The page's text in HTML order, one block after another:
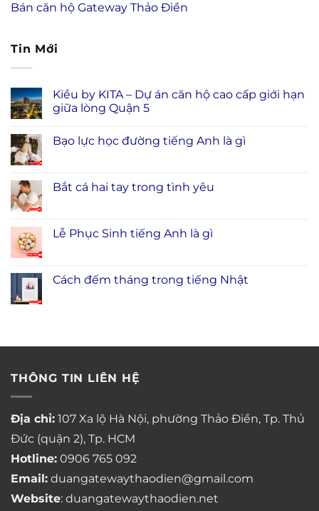
Bán căn hộ Gateway Thảo Điền
Tin Mới
Kiều by KITA – Dự án căn hộ cao cấp giới hạn
giữa lòng Quận 5
Bạo lực học đường tiếng Anh là gì
Bắt cá hai tay trong tình yêu
Lễ Phục Sinh tiếng Anh là gì
Cách đếm tháng trong tiếng Nhật
THÔNG TIN LIÊN HỆ
Địa chỉ: 107 Xa lộ Hà Nội, phường Thảo Điền, Tp. Thủ
Đức (quận 2), Tp. HCM
Hotline: 0906 765 092
Email: duangatewaythaodien@gmail.com
Website: duangatewaythaodien.net